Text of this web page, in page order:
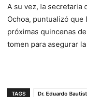
A su vez, la secretaria
Ochoa, puntualizó
próximas quincenas
tomen para asegurar
TAGS Dr. Eduardo